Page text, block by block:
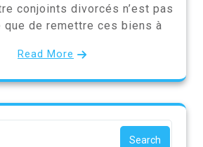
conjoints divorcés n’est pas
de remettre ces biens à
Read More
Search